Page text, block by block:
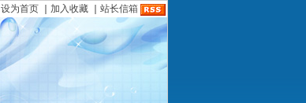
设为首页 加入收藏 站长信箱